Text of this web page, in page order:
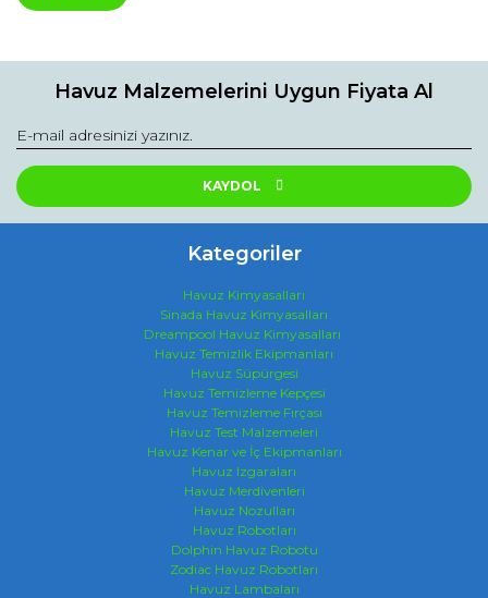
Havuz Malzemelerini Uygun Fiyata Al
KAYDOL
Kategoriler
Havuz Kimyasalları
Sinada Havuz Kimyasalları
Dreampool Havuz Kimyasalları
Havuz Temizlik Ekipmanları
Havuz Süpürgesi
Havuz Temizleme Kepçesi
Havuz Temizleme Fırçası
Havuz Test Malzemeleri
Havuz Kenar ve İç Ekipmanları
Havuz Izgaraları
Havuz Merdivenleri
Havuz Nozulları
Havuz Robotları
Dolphin Havuz Robotu
Zodiac Havuz Robotları
Havuz Lambaları